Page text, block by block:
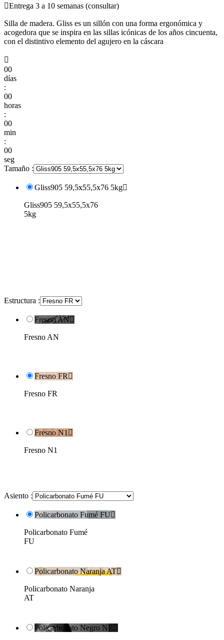
Entrega 3 a 10 semanas (consultar)
Silla de madera. Gliss es un sillón con una forma ergonómica y
acogedora que se inspira en las sillas icónicas de los años cincuenta,
con el distintivo elemento del agujero en la cáscara

00
días
:
00
horas
:
00
min
:
00
seg
Tamaño :
Gliss905 59,5x55,5x76 5kg
Gliss905 59,5x55,5x76
5kg
Estructura :
Fresno AN
Fresno AN
Fresno FR 
Fresno FR
Fresno N1 
Fresno N1
Asiento :
Policarbonato Fumé FU
Policarbonato Fumé
FU
Policarbonato Naranja AT
Policarbonato Naranja
AT
Policarbonato Negro NE 